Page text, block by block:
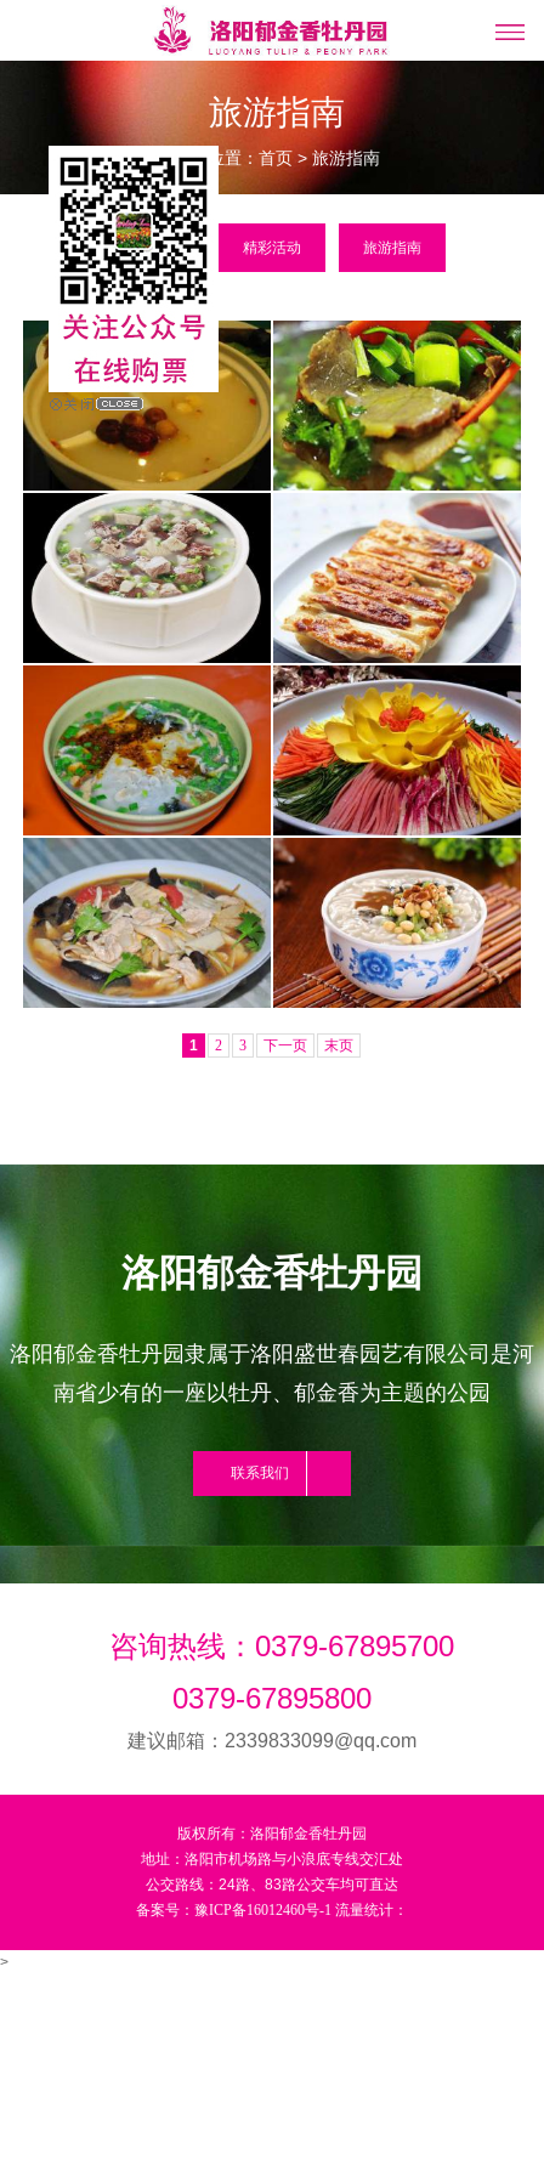
旅游指南
当前位置： 首页>旅游指南
视频展示 精彩活动 旅游指南
1 2 3 下一页 末页
洛阳郁金香牡丹园
洛阳郁金香牡丹园隶属于洛阳盛世春园艺有限公司是河
南省少有的一座以牡丹、郁金香为主题的公园
联系我们
咨询热线：0379-67895700
0379-67895800
建议邮箱：2339833099@qq.com
版权所有：洛阳郁金香牡丹园
地址：洛阳市机场路与小浪底专线交汇处
公交路线：24路、83路公交车均可直达
备案号： 豫ICP备16012460号-1 流量统计：
>